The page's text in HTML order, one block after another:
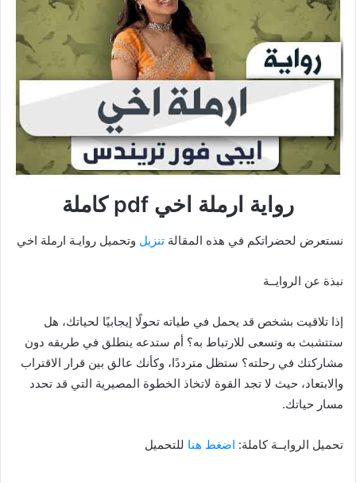
رواية ارملة اخي pdf كاملة
نستعرض لحضراتكم في هذه المقالة تنزيل وتحميل روايـة ارملة اخي
نبذة عن الروايــة
إذا تلاقيت بشخص قد يحمل في طياته تحولًا إيجابيًا لحياتك، هل
ستتشبث به وتسعى للارتباط به؟ أم ستدعه ينطلق في طريقه دون
مشاركتك في رحلته؟ ستظل مترددًا، وكأنك عالق بين قرار الاقتراب
والابتعاد، حيث لا تجد القوة لاتخاذ الخطوة المصيرية التي قد تحدد
مسار حياتك.
تحميل الروايــة كاملة: اضغط هنا للتحميل